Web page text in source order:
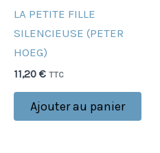
LA PETITE FILLE
SILENCIEUSE (PETER
HOEG)
11,20 € TTC
Ajouter au panier